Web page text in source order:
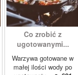
Co zrobić z
ugotowanymi...
Warzywa gotowane w
małej ilości wody po